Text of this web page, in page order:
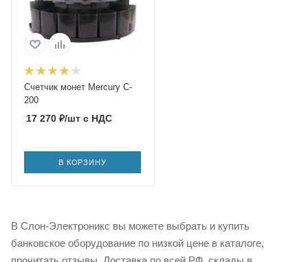
Счетчик монет Mercury C-
200
17 270 ₽/шт с НДС
В КОРЗИНУ
В Слон-Электроникс вы можете выбрать и купить
банковское оборудование по низкой цене в каталоге,